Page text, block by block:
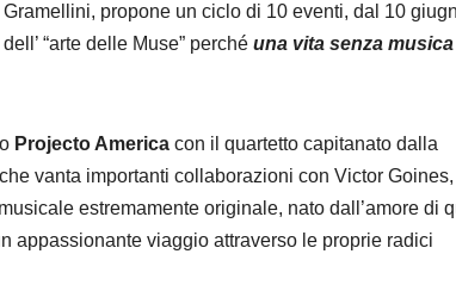
propone un ciclo di 10 eventi, dal 10
“arte delle Muse” perché una vita senza musica
Projecto America con il quartetto capitanato dalla
che vanta importanti collaborazioni con Victor Goines,
estremamente originale, nato dall’amore di
appassionante viaggio attraverso le proprie radici